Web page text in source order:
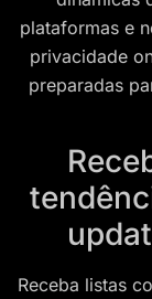
plataformas e
privacidade
preparadas
Receba listas